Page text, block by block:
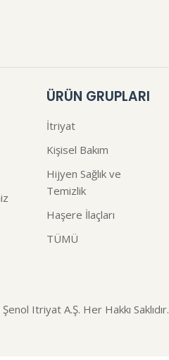
ÜRÜN GRUPLARI
İtriyat
Kişisel Bakım
Hijyen Sağlık ve
Temizlik
Haşere İlaçları
TÜMÜ
Itriyat A.Ş. Her Hakkı Saklıdır.